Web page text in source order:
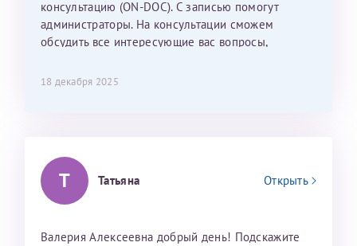
лёгкое и простое. Вообще в данной клинике весь
персонал очень вежливый и чуткий, прям приятно
находиться. Мы собираемся туда ещё за вторым
Рафаильевичу, нашему волшебнику, без каких либо
Репродуктологи
26 июля 2026
консультацию (ON-DOC). С записью помогут
администраторы. На консультации сможем
обсудить все интересующие вас вопросы,
18 декабря 2025
Т Татьяна Открыть
Валерия Алексеевна добрый день! Подскажите